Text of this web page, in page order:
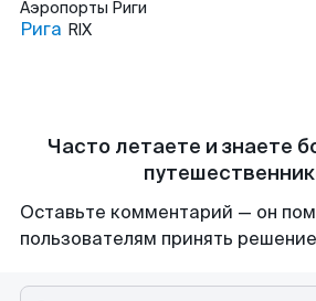
Аэропорты Риги
Рига RIX
Часто летаете и знаете
Оставьте комментарий — он
пользователям принять решение